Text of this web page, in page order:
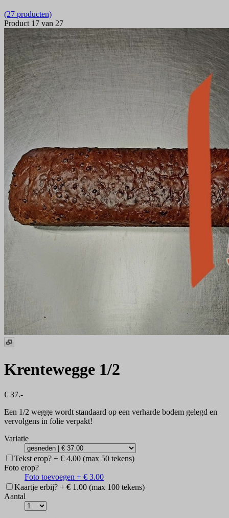
(27 producten)
Product 17 van 27
Krentewegge 1/2
€ 37.-
Een 1/2 wegge wordt standaard op een verharde bodem gelegd en
vervolgens in folie verpakt!
Variatie
Tekst erop? + € 4.00 (max 50 tekens)
Foto erop?
Foto toevoegen + € 3.00
Kaartje erbij? + € 1.00 (max 100 tekens)
Aantal